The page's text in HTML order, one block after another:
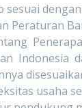
Peraturan
Indonesia
usaha